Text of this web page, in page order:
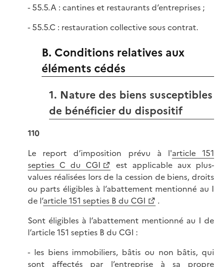
- 55.5.A : cantines et restaurants d’entreprises ;
- 55.5.C : restauration collective sous contrat.
B. Conditions relatives aux
éléments cédés
1. Nature des biens susceptibles
de bénéficier du dispositif
110
Le report d’imposition prévu à l'article 151
septies C du CGI
est applicable aux plus-
values réalisées lors de la cession de biens, droits
ou parts éligibles à l’abattement mentionné au I
de l’article 151 septies B du CGI
.
Sont éligibles à l’abattement mentionné au I de
l’article 151 septies B du CGI :
- les biens immobiliers, bâtis ou non bâtis, qui
sont affectés par l’entreprise à sa propre